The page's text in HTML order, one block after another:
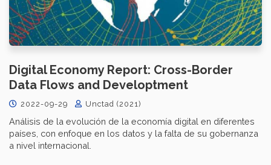
Digital Economy Report: Cross-Border
Data Flows and Developtment
2022-09-29 Unctad (2021)
Análisis de la evolución de la economía digital en diferentes
países, con enfoque en los datos y la falta de su gobernanza
a nivel internacional.